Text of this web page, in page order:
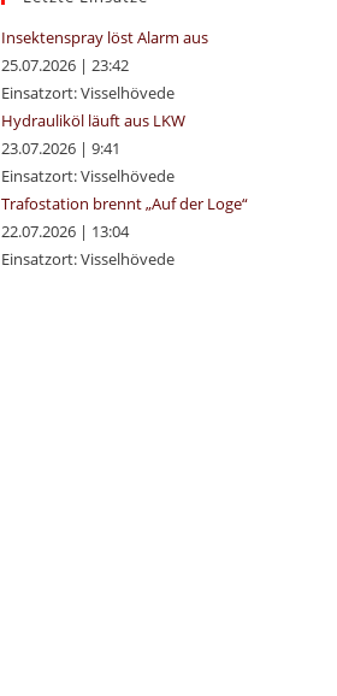
Insektenspray löst Alarm aus
25.07.2026| 23:42
Einsatzort: Visselhövede
Hydrauliköl läuft aus LKW
23.07.2026| 9:41
Einsatzort: Visselhövede
Trafostation brennt „Auf der Loge“
22.07.2026| 13:04
Einsatzort: Visselhövede